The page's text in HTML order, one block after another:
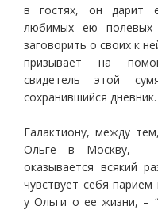
в гостях, он дарит
любимых ею
заговорить о своих к
призывает на
свидетель этой
сохранившийся дневник.
Галактиону, между
Ольге в Москву, –
оказывается всякий
чувствует себя
у Ольги о ее жизни, –